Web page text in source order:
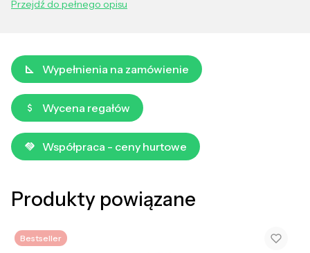
Przejdź do pełnego opisu
Wypełnienia na zamówienie
Wycena regałów
Współpraca - ceny hurtowe
Produkty powiązane
Bestseller